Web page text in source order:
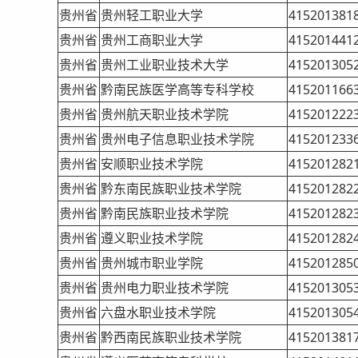
贵州省 贵州轻工职业大学
贵州省 贵州工商职业大学
贵州省 贵州工业职业技术大学
贵州省 黔南民族医学高等专科学校
贵州省 贵州航天职业技术学院
贵州省 贵州电子信息职业技术学院
贵州省 安顺职业技术学院
贵州省 黔东南民族职业技术学院
贵州省 黔南民族职业技术学院
贵州省 遵义职业技术学院
贵州省 贵州城市职业学院
贵州省 贵州电力职业技术学院
贵州省 六盘水职业技术学院
贵州省 黔西南民族职业技术学院